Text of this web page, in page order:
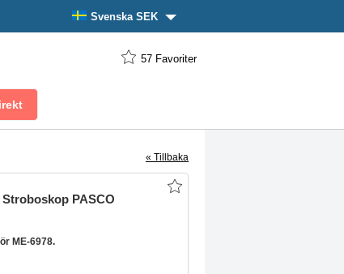
Svenska SEK
57 Favoriter
« Tillbaka
PASCO
ME-6978.